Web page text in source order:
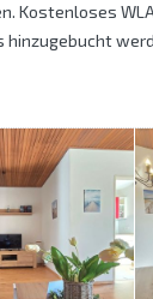
Kostenloses
hinzugebucht